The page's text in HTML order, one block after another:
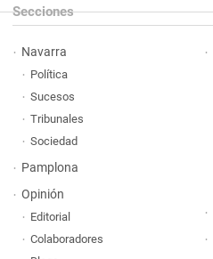
Secciones
Navarra
Política
Sucesos
Tribunales
Sociedad
Pamplona
Opinión
Editorial
Colaboradores